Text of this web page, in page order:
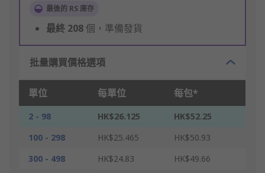
最後的 RS 庫存
最終 208個，準備發貨
批量購買價格選項
單位 每單位 每包*
2 - 98 HK$26.125
HK$52.25
100 - 298
HK$25.465
HK$50.93
300 - 498
HK$24.83
HK$49.66